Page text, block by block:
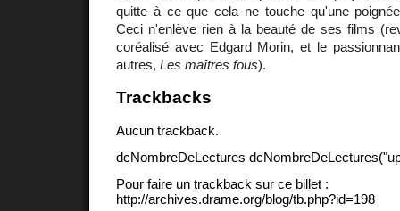
quitte à ce que cela ne touche qu'une
Ceci n'enlève rien à la beauté de ses films
coréalisé avec Edgard Morin, et le
autres, Les maîtres fous).
Trackbacks
Aucun trackback.
dcNombreDeLectures
Pour faire un trackback sur ce billet :
http://archives.drame.org/blog/tb.php?id=198